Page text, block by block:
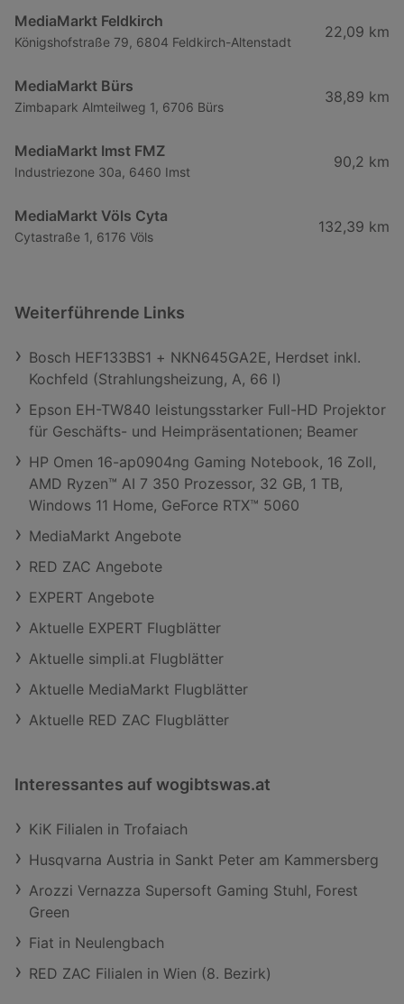
MediaMarkt Feldkirch
Königshofstraße 79, 6804 Feldkirch-Altenstadt
22,09 km
MediaMarkt Bürs
Zimbapark Almteilweg 1, 6706 Bürs
38,89 km
MediaMarkt Imst FMZ
Industriezone 30a, 6460 Imst
90,2 km
MediaMarkt Völs Cyta
Cytastraße 1, 6176 Völs
132,39 km
Weiterführende Links
Bosch HEF133BS1 + NKN645GA2E, Herdset inkl.
Kochfeld (Strahlungsheizung, A, 66 l)
Epson EH-TW840 leistungsstarker Full-HD Projektor
für Geschäfts- und Heimpräsentationen; Beamer
HP Omen 16-ap0904ng Gaming Notebook, 16 Zoll,
AMD Ryzen™ AI 7 350 Prozessor, 32 GB, 1 TB,
Windows 11 Home, GeForce RTX™ 5060
MediaMarkt Angebote
RED ZAC Angebote
EXPERT Angebote
Aktuelle EXPERT Flugblätter
Aktuelle simpli.at Flugblätter
Aktuelle MediaMarkt Flugblätter
Aktuelle RED ZAC Flugblätter
Interessantes auf wogibtswas.at
KiK Filialen in Trofaiach
Husqvarna Austria in Sankt Peter am Kammersberg
Arozzi Vernazza Supersoft Gaming Stuhl, Forest
Green
Fiat in Neulengbach
RED ZAC Filialen in Wien (8. Bezirk)